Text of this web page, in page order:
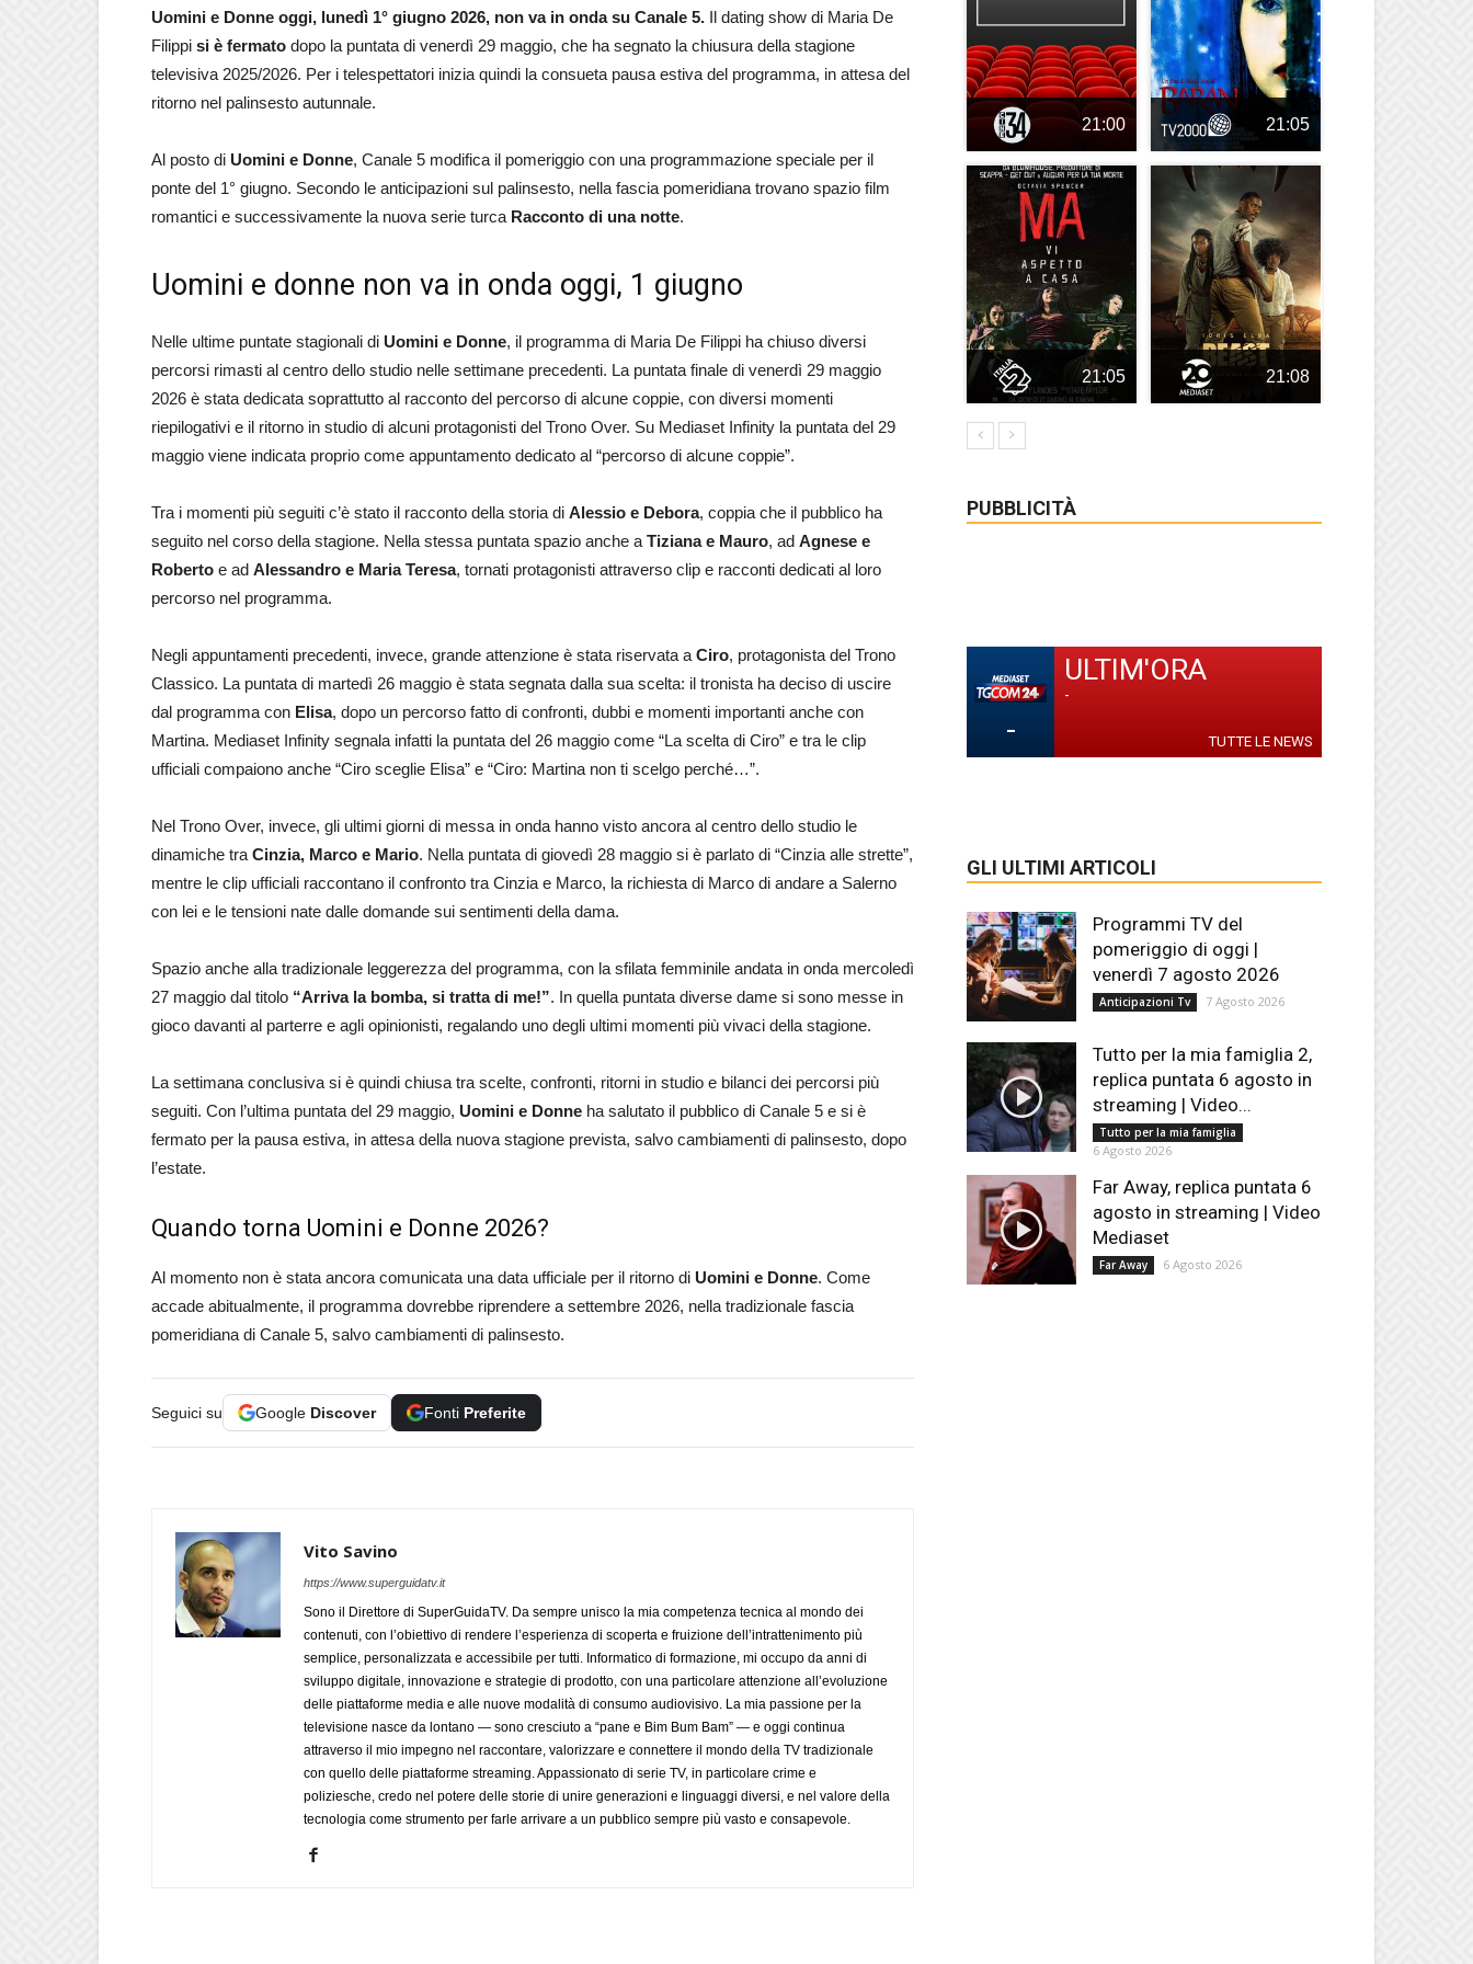
Uomini e Donne oggi, lunedì 1° giugno 2026, non va in onda su Canale 5. Il dating show di Maria De
Filippi si è fermato dopo la puntata di venerdì 29 maggio, che ha segnato la chiusura della stagione
televisiva 2025/2026. Per i telespettatori inizia quindi la consueta pausa estiva del programma, in attesa del
ritorno nel palinsesto autunnale.
Al posto di Uomini e Donne, Canale 5 modifica il pomeriggio con una programmazione speciale per il
ponte del 1° giugno. Secondo le anticipazioni sul palinsesto, nella fascia pomeridiana trovano spazio film
romantici e successivamente la nuova serie turca Racconto di una notte.
Uomini e donne non va in onda oggi, 1 giugno
Nelle ultime puntate stagionali di Uomini e Donne, il programma di Maria De Filippi ha chiuso diversi
percorsi rimasti al centro dello studio nelle settimane precedenti. La puntata finale di venerdì 29 maggio
2026 è stata dedicata soprattutto al racconto del percorso di alcune coppie, con diversi momenti
riepilogativi e il ritorno in studio di alcuni protagonisti del Trono Over. Su Mediaset Infinity la puntata del 29
maggio viene indicata proprio come appuntamento dedicato al “percorso di alcune coppie”.
Tra i momenti più seguiti c’è stato il racconto della storia di Alessio e Debora, coppia che il pubblico ha
seguito nel corso della stagione. Nella stessa puntata spazio anche a Tiziana e Mauro, ad Agnese e
Roberto e ad Alessandro e Maria Teresa, tornati protagonisti attraverso clip e racconti dedicati al loro
percorso nel programma.
Negli appuntamenti precedenti, invece, grande attenzione è stata riservata a Ciro, protagonista del Trono
Classico. La puntata di martedì 26 maggio è stata segnata dalla sua scelta: il tronista ha deciso di uscire
dal programma con Elisa, dopo un percorso fatto di confronti, dubbi e momenti importanti anche con
Martina. Mediaset Infinity segnala infatti la puntata del 26 maggio come “La scelta di Ciro” e tra le clip
ufficiali compaiono anche “Ciro sceglie Elisa” e “Ciro: Martina non ti scelgo perché…”.
Nel Trono Over, invece, gli ultimi giorni di messa in onda hanno visto ancora al centro dello studio le
dinamiche tra Cinzia, Marco e Mario. Nella puntata di giovedì 28 maggio si è parlato di “Cinzia alle strette”,
mentre le clip ufficiali raccontano il confronto tra Cinzia e Marco, la richiesta di Marco di andare a Salerno
con lei e le tensioni nate dalle domande sui sentimenti della dama.
Spazio anche alla tradizionale leggerezza del programma, con la sfilata femminile andata in onda mercoledì
27 maggio dal titolo “Arriva la bomba, si tratta di me!”. In quella puntata diverse dame si sono messe in
gioco davanti al parterre e agli opinionisti, regalando uno degli ultimi momenti più vivaci della stagione.
La settimana conclusiva si è quindi chiusa tra scelte, confronti, ritorni in studio e bilanci dei percorsi più
seguiti. Con l’ultima puntata del 29 maggio, Uomini e Donne ha salutato il pubblico di Canale 5 e si è
fermato per la pausa estiva, in attesa della nuova stagione prevista, salvo cambiamenti di palinsesto, dopo
l’estate.
Quando torna Uomini e Donne 2026?
Al momento non è stata ancora comunicata una data ufficiale per il ritorno di Uomini e Donne. Come
accade abitualmente, il programma dovrebbe riprendere a settembre 2026, nella tradizionale fascia
pomeridiana di Canale 5, salvo cambiamenti di palinsesto.
Seguici su Google Discover Fonti Preferite
Vito Savino
https://www.superguidatv.it
Sono il Direttore di SuperGuidaTV. Da sempre unisco la mia competenza tecnica al mondo dei
contenuti, con l’obiettivo di rendere l’esperienza di scoperta e fruizione dell’intrattenimento più
semplice, personalizzata e accessibile per tutti. Informatico di formazione, mi occupo da anni di
sviluppo digitale, innovazione e strategie di prodotto, con una particolare attenzione all’evoluzione
delle piattaforme media e alle nuove modalità di consumo audiovisivo. La mia passione per la
televisione nasce da lontano — sono cresciuto a “pane e Bim Bum Bam” — e oggi continua
attraverso il mio impegno nel raccontare, valorizzare e connettere il mondo della TV tradizionale
con quello delle piattaforme streaming. Appassionato di serie TV, in particolare crime e
poliziesche, credo nel potere delle storie di unire generazioni e linguaggi diversi, e nel valore della
tecnologia come strumento per farle arrivare a un pubblico sempre più vasto e consapevole.
21:00 21:05
21:05 21:08
PUBBLICITÀ
-
ULTIM'ORA
-
TUTTE LE NEWS
GLI ULTIMI ARTICOLI
Programmi TV del
pomeriggio di oggi |
venerdì 7 agosto 2026
Anticipazioni Tv 7 Agosto 2026
Tutto per la mia famiglia 2,
replica puntata 6 agosto in
streaming | Video...
Tutto per la mia famiglia
6 Agosto 2026
Far Away, replica puntata 6
agosto in streaming | Video
Mediaset
Far Away 6 Agosto 2026